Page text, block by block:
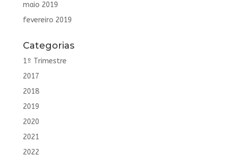
maio 2019
fevereiro 2019
Categorias
1º Trimestre
2017
2018
2019
2020
2021
2022